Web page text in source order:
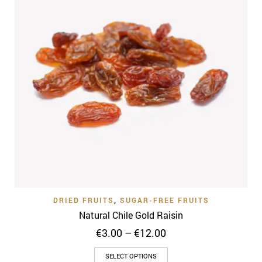
DRIED FRUITS SUGAR-FREE FRUITS
Natural Chile Gold Raisin
€3.00 –€12.00Price
range:
SELECT OPTIONS